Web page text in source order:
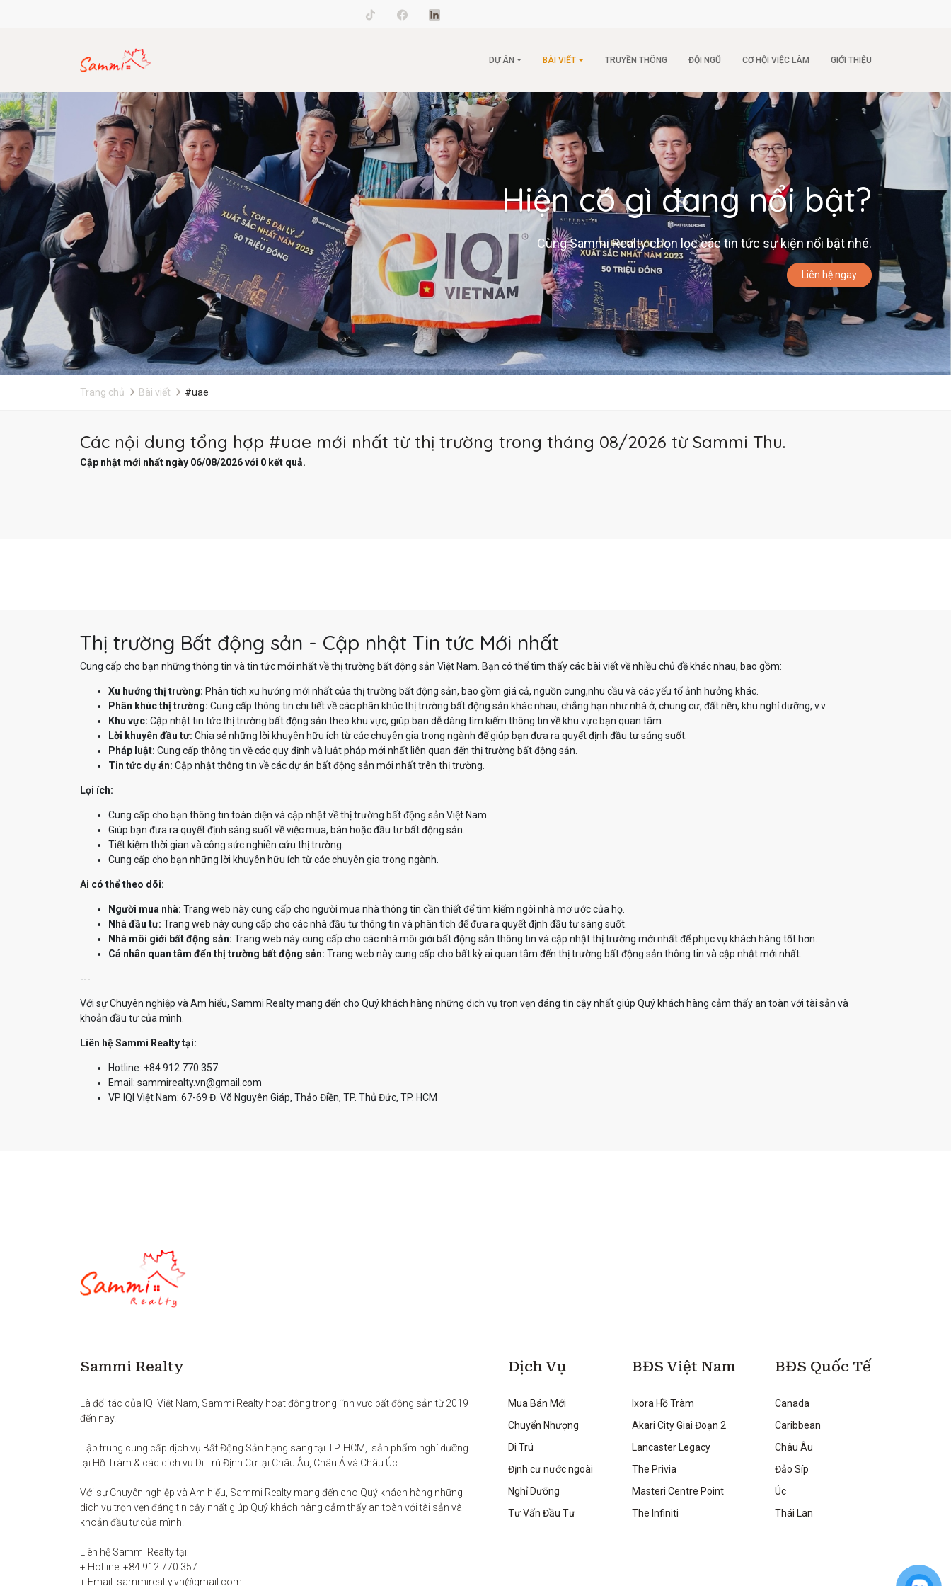
DỰ ÁN BÀI VIẾT TRUYỀN THÔNG ĐỘI NGŨ CƠ HỘI VIỆC LÀM GIỚI THIỆU
Hiện có gì đang nổi bật?
Cùng Sammi Realty chọn lọc các tin tức sự kiện nổi bật nhé.
Liên hệ ngay
Trang chủ Bài viết #uae
Các nội dung tổng hợp #uae mới nhất từ thị trường trong tháng 08/2026 từ Sammi Thu.
Cập nhật mới nhất ngày 06/08/2026 với 0 kết quả.
Thị trường Bất động sản - Cập nhật Tin tức Mới nhất
Cung cấp cho bạn những thông tin và tin tức mới nhất về thị trường bất động sản Việt Nam. Bạn có thể tìm thấy các bài viết về nhiều chủ đề khác nhau, bao gồm:
Xu hướng thị trường: Phân tích xu hướng mới nhất của thị trường bất động sản, bao gồm giá cả, nguồn cung,nhu cầu và các yếu tố ảnh hưởng khác.
Phân khúc thị trường: Cung cấp thông tin chi tiết về các phân khúc thị trường bất động sản khác nhau, chẳng hạn như nhà ở, chung cư, đất nền, khu nghỉ dưỡng, v.v.
Khu vực: Cập nhật tin tức thị trường bất động sản theo khu vực, giúp bạn dễ dàng tìm kiếm thông tin về khu vực bạn quan tâm.
Lời khuyên đầu tư: Chia sẻ những lời khuyên hữu ích từ các chuyên gia trong ngành để giúp bạn đưa ra quyết định đầu tư sáng suốt.
Pháp luật: Cung cấp thông tin về các quy định và luật pháp mới nhất liên quan đến thị trường bất động sản.
Tin tức dự án: Cập nhật thông tin về các dự án bất động sản mới nhất trên thị trường.
Lợi ích:
Cung cấp cho bạn thông tin toàn diện và cập nhật về thị trường bất động sản Việt Nam.
Giúp bạn đưa ra quyết định sáng suốt về việc mua, bán hoặc đầu tư bất động sản.
Tiết kiệm thời gian và công sức nghiên cứu thị trường.
Cung cấp cho bạn những lời khuyên hữu ích từ các chuyên gia trong ngành.
Ai có thể theo dõi:
Người mua nhà: Trang web này cung cấp cho người mua nhà thông tin cần thiết để tìm kiếm ngôi nhà mơ ước của họ.
Nhà đầu tư: Trang web này cung cấp cho các nhà đầu tư thông tin và phân tích để đưa ra quyết định đầu tư sáng suốt.
Nhà môi giới bất động sản: Trang web này cung cấp cho các nhà môi giới bất động sản thông tin và cập nhật thị trường mới nhất để phục vụ khách hàng tốt hơn.
Cá nhân quan tâm đến thị trường bất động sản: Trang web này cung cấp cho bất kỳ ai quan tâm đến thị trường bất động sản thông tin và cập nhật mới nhất.
---
Với sự Chuyên nghiệp và Am hiểu, Sammi Realty mang đến cho Quý khách hàng những dịch vụ trọn vẹn đáng tin cậy nhất giúp Quý khách hàng cảm thấy an toàn với tài sản và
khoản đầu tư của mình.
Liên hệ Sammi Realty tại:
Hotline: +84 912 770 357
Email: sammirealty.vn@gmail.com
VP IQI Việt Nam: 67-69 Đ. Võ Nguyên Giáp, Thảo Điền, TP. Thủ Đức, TP. HCM
Sammi Realty
Là đối tác của IQI Việt Nam, Sammi Realty hoạt động trong lĩnh vực bất động sản từ 2019
đến nay.
Tập trung cung cấp dịch vụ Bất Động Sản hạng sang tại TP. HCM,  sản phẩm nghỉ dưỡng
tại Hồ Tràm & các dịch vụ Di Trú Định Cư tại Châu Âu, Châu Á và Châu Úc.
Với sự Chuyên nghiệp và Am hiểu, Sammi Realty mang đến cho Quý khách hàng những
dịch vụ trọn vẹn đáng tin cậy nhất giúp Quý khách hàng cảm thấy an toàn với tài sản và
khoản đầu tư của mình.
Liên hệ Sammi Realty tại:
+ Hotline: +84 912 770 357
+ Email: sammirealty.vn@gmail.com
Dịch Vụ
Mua Bán Mới
Chuyển Nhượng
Di Trú
Định cư nước ngoài
Nghỉ Dưỡng
Tư Vấn Đầu Tư
BĐS Việt Nam
Ixora Hồ Tràm
Akari City Giai Đoạn 2
Lancaster Legacy
The Privia
Masteri Centre Point
The Infiniti
BĐS Quốc Tế
Canada
Caribbean
Châu Âu
Đảo Síp
Úc
Thái Lan